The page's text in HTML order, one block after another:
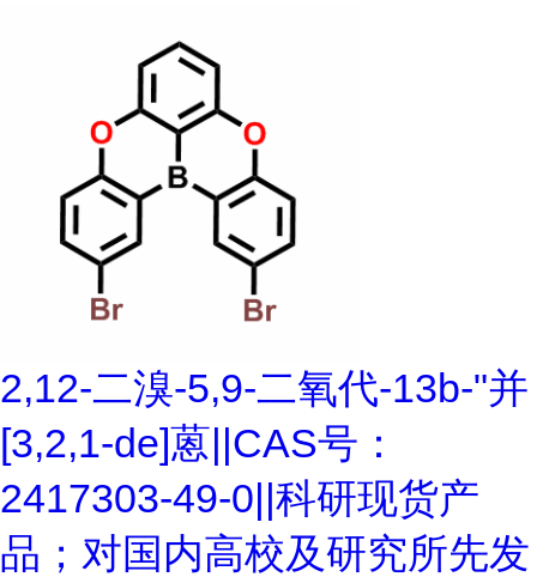
2,12-二溴-5,9-二氧代-13b-"并
[3,2,1-de]蒽||CAS号：
2417303-49-0||科研现货产
品；对国内高校及研究所先发